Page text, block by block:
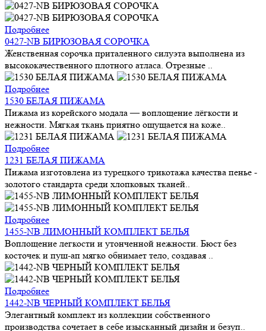
Подробнее
0427-NB БИРЮЗОВАЯ СОРОЧКА
Женственная сорочка приталенного силуэта выполнена из
высококачественного плотного атласа. Отрезные ..
Подробнее
1530 БЕЛАЯ ПИЖАМА
Пижама из корейского модала — воплощение лёгкости и
нежности. Мягкая ткань приятно ощущается на коже..
Подробнее
1231 БЕЛАЯ ПИЖАМА
Пижама изготовлена из турецкого трикотажа качества пенье -
золотого стандарта среди хлопковых тканей..
Подробнее
1455-NB ЛИМОННЫЙ КОМПЛЕКТ БЕЛЬЯ
Воплощение легкости и утонченной нежности. Бюст без
косточек и пуш-ап мягко обнимает тело, создавая ..
Подробнее
1442-NB ЧЕРНЫЙ КОМПЛЕКТ БЕЛЬЯ
Элегантный комплект из коллекции собственного
производства сочетает в себе изысканный дизайн и безуп..